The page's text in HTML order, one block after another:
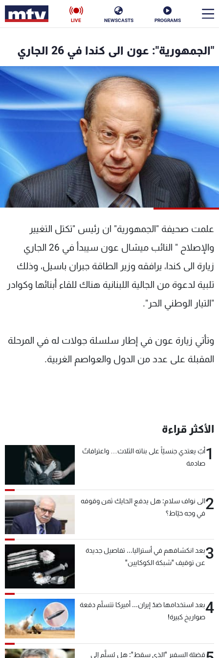
PROGRAMS
NEWSCASTS
LIVE
"الجمهورية": عون الى كندا في 26 الجاري
علمت صحيفة "الجمهورية" ان رئيس "تكتل التغيير
والإصلاح " النائب ميشال عون سيبدأ في 26 الجاري
زيارة الى كندا، يرافقه وزير الطاقة جبران باسيل، وذلك
تلبية لدعوة من الجالية اللبنانية هناك للقاء أبنائها وكوادر
"التيار الوطني الحر".
وتأتي زيارة عون في إطار سلسلة جولات له في المرحلة
المقبلة على عدد من الدول والعواصم الغربية.
الأكثر قراءة
1أبٌ يعتدي جنسيّاً على بناته الثلاث… واعترافاتٌ
صادمة
2الى نواف سلام: هل يدفع الحايك ثمن وقوفه
في وجه خيّاط؟
3بعد انكشافهم في أستراليا... تفاصيل جديدة
عن توقيف "شبكة الكوكايين"
4بعد استخدامها ضدّ إيران... أميركا تتسلّم دفعة
صواريخ كبيرة!
قضيّة السفير "الذي سقط": هل يُسلَّم إلى
سياسة ناس
فن
منوعات رياضة
كأس العالم
البرامج
شاهد البرامج
الترددات
الإنـتـاج
تواصل معنا